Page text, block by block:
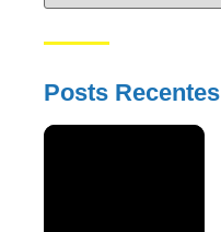
Posts Recentes